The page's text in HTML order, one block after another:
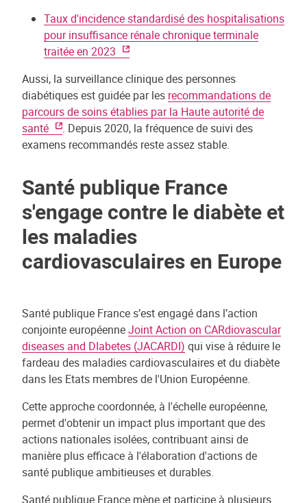
Taux d'incidence standardisé des hospitalisations
pour insuffisance rénale chronique terminale
traitée en 2023
Aussi, la surveillance clinique des personnes
diabétiques est guidée par les recommandations de
parcours de soins établies par la Haute autorité de
santé
. Depuis 2020, la fréquence de suivi des
examens recommandés reste assez stable.
Santé publique France
s'engage contre le diabète et
les maladies
cardiovasculaires en Europe
Santé publique France s’est engagé dans l’action
conjointe européenneJoint Action on CARdiovascular
diseases and DIabetes (JACARDI) qui vise à réduire le
fardeau des maladies cardiovasculaires et du diabète
dans les Etats membres de l'Union Européenne.
Cette approche coordonnée, à l'échelle européenne,
permet d'obtenir un impact plus important que des
actions nationales isolées, contribuant ainsi de
manière plus efficace à l'élaboration d'actions de
santé publique ambitieuses et durables.
Santé publique France mène et participe à plusieurs